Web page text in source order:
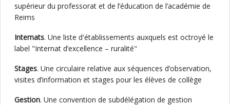
supérieur du professorat et de l’éducation de l’académie de
Reims
Internats. Une liste d'établissements auxquels est octroyé le
label "Internat d’excellence – ruralité"
Stages. Une circulaire relative aux séquences d’observation,
visites d’information et stages pour les élèves de collège
Gestion. Une convention de subdélégation de gestion